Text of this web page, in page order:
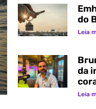
do
Leia
da
Leia